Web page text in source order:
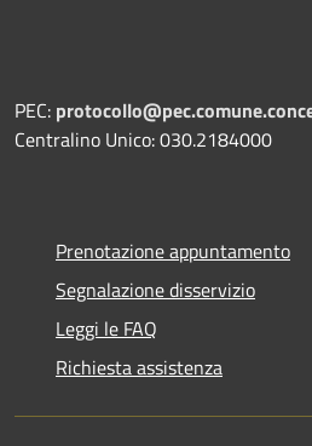
PEC:
Centralino Unico: 030.2184000
Prenotazione appuntamento
Segnalazione disservizio
Leggi le FAQ
Richiesta assistenza